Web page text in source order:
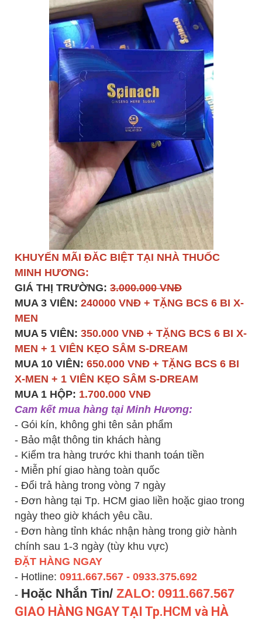
KHUYẾN MÃI ĐĂC BIỆT TẠI NHÀ THUỐC
MINH HƯƠNG:
GIÁ THỊ TRƯỜNG: 3.000.000 VNĐ
MUA 3 VIÊN: 240000 VNĐ + TẶNG BCS 6 BI X-
MEN
MUA 5 VIÊN: 350.000 VNĐ + TẶNG BCS 6 BI X-
MEN + 1 VIÊN KẸO SÂM S-DREAM
MUA 10 VIÊN: 650.000 VNĐ + TẶNG BCS 6 BI
X-MEN + 1 VIÊN KẸO SÂM S-DREAM
MUA 1 HỘP: 1.700.000 VNĐ
Cam kết mua hàng tại Minh Hương:
- Gói kín, không ghi tên sản phẩm
- Bảo mật thông tin khách hàng
- Kiểm tra hàng trước khi thanh toán tiền
- Miễn phí giao hàng toàn quốc
- Đổi trả hàng trong vòng 7 ngày
- Đơn hàng tại Tp. HCM giao liền hoặc giao trong
ngày theo giờ khách yêu cầu.
- Đơn hàng tỉnh khác nhận hàng trong giờ hành
chính sau 1-3 ngày (tùy khu vực)
ĐẶT HÀNG NGAY
- Hotline: 0911.667.567 - 0933.375.692
- Hoặc Nhắn Tin/ ZALO: 0911.667.567
GIAO HÀNG NGAY TẠI Tp.HCM và HÀ